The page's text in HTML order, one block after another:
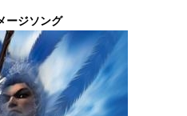
ージソング